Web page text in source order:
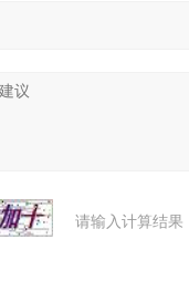
请输入计算结果